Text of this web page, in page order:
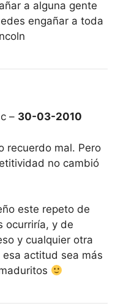
a alguna gente
engañar a toda
– 30-03-2010
recuerdo mal. Pero
no cambió
este repeto de
ocurriría, y de
y cualquier otra
actitud sea más